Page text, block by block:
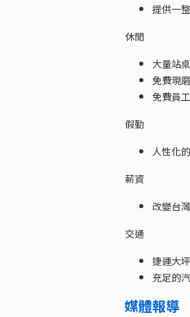
提供一
休閒
大量站
免費現
免費員
假勤
人性化
薪資
改變台
交通
捷運大
充足的
媒體報導